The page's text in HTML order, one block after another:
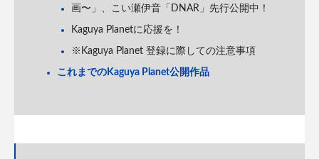
画〜」、こい瀬伊音「DNAR」先行公開中！
Kaguya Planetに応援を！
※Kaguya Planet 登録に際しての注意事項
これまでのKaguya Planet公開作品